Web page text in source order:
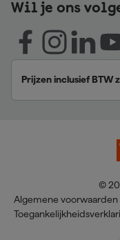
Wil je ons
Prijzen inclusief BTW
©
Algemene voorwaarden